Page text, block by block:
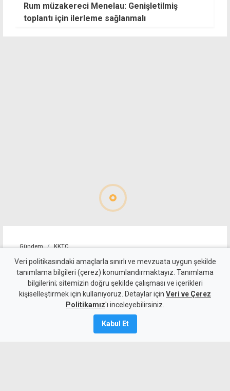
Rum müzakereci Menelau: Genişletilmiş
toplantı için ilerleme sağlanmalı
Gündem KKTC
Polisin 4 saatlik kimlik
kontrolünde 3 kaçak
yakalandı
Veri politikasındaki amaçlarla sınırlı ve mevzuata uygun şekilde
tanımlama bilgileri (çerez) konumlandırmaktayız. Tanımlama
bilgilerini; sitemizin doğru şekilde çalışması ve içerikleri
kişiselleştirmek için kullanıyoruz. Detaylar için Veri ve Çerez
Politikamız'ı inceleyebilirsiniz.
Kabul Et